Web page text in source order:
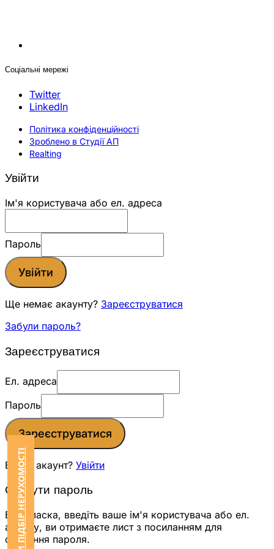
Соціальні мережі
Twitter
LinkedIn
Політика конфіденційності
Зроблено в Студії АП
Realting
Увійти
Ім'я користувача або ел. адреса
Пароль
Увійти
Ще немає акаунту? Зареєструватися
Забули пароль?
Зареєструватися
Ел. адреса
Пароль
Зареєструватися
Вже є акаунт? Увійти
Скинути пароль
Будь ласка, введіть ваше ім'я користувача або ел.
адресу, ви отримаєте лист з посиланням для
скидання пароля.